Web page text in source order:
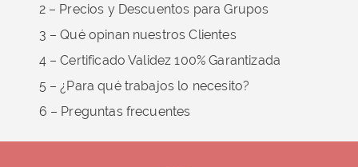
2 – Precios y Descuentos para Grupos
3 – Qué opinan nuestros Clientes
4 – Certificado Validez 100% Garantizada
5 – ¿Para qué trabajos lo necesito?
6 – Preguntas frecuentes